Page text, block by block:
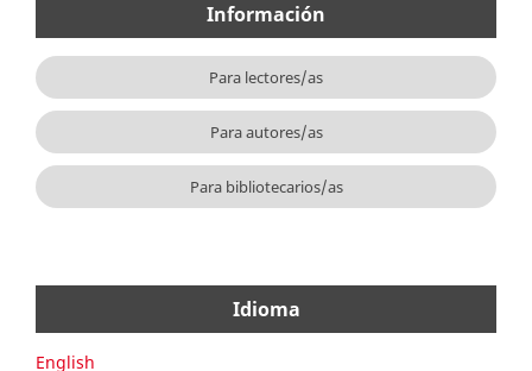
Información
Para lectores/as
Para autores/as
Para bibliotecarios/as
Idioma
English